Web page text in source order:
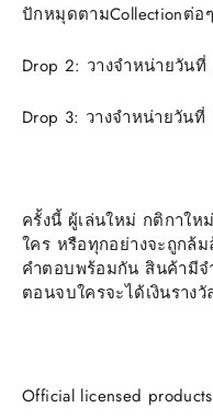
ปักหมุดตามCollectionต่อ
Drop 2: วางจำหน่ายวัน
Drop 3: วางจำหน่ายวัน
ครั้งนี้ ผู้เล่นใหม่ กติกาให
ใคร หรือทุกอย่างจะถูกล้
คำตอบพร้อมกัน สินค้ามีจ
ตอนจบใครจะได้เงินรางวั
Official licensed